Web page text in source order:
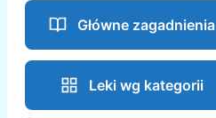
Główne zagadnienia
Leki wg kategorii